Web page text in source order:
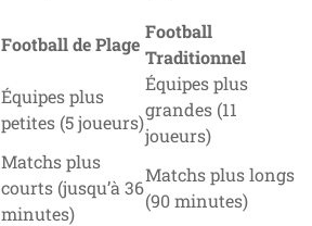
Football de Plage
Football
Traditionnel
Équipes plus
petites (5 joueurs)
Équipes plus
grandes (11
joueurs)
Matchs plus
courts (jusqu’à 36
minutes)
Matchs plus longs
(90 minutes)